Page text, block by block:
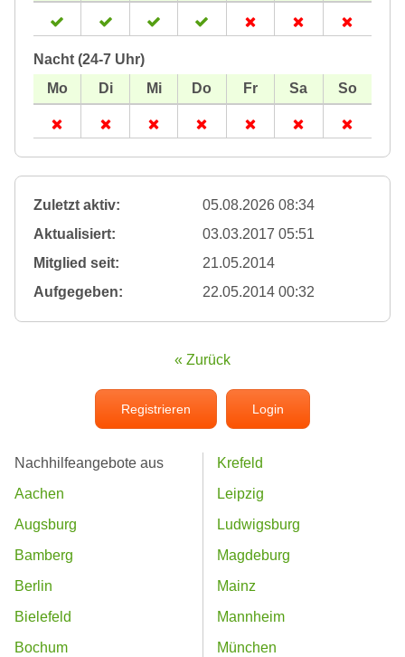
Nacht (24-7 Uhr)
Zuletzt aktiv:
05.08.2026 08:34
Aktualisiert:
03.03.2017 05:51
Mitglied seit:
21.05.2014
Aufgegeben:
22.05.2014 00:32
« Zurück
Registrieren Login
Nachhilfeangebote aus
Aachen
Augsburg
Bamberg
Berlin
Bielefeld
Bochum
Krefeld
Leipzig
Ludwigsburg
Magdeburg
Mainz
Mannheim
München